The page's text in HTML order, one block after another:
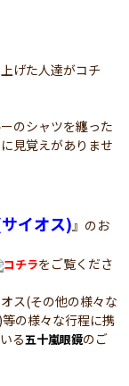
げた人達がコチ
のシャツを纏った
見覚えがありませ
イオス)』のお
コチラをご覧くださ
ス(その他の様々な
の様々な行程に携
る五十嵐眼鏡のご